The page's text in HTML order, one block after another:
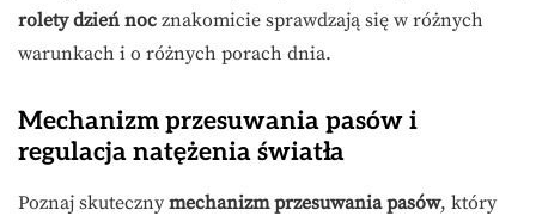
rolety dzień noc znakomicie sprawdzają się w różnych
warunkach i o różnych porach dnia.
Mechanizm przesuwania pasów i
regulacja natężenia światła
Poznaj skuteczny mechanizm przesuwania pasów, który